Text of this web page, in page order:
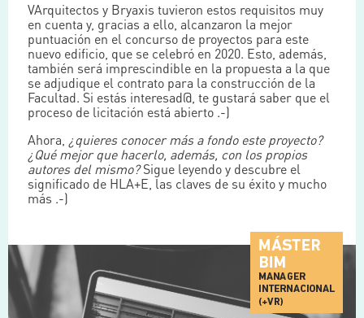
VArquitectos y Bryaxis tuvieron estos requisitos muy
en cuenta y, gracias a ello, alcanzaron la mejor
puntuación en el concurso de proyectos para este
nuevo edificio, que se celebró en 2020. Esto, además,
también será imprescindible en la propuesta a la que
se adjudique el contrato para la construcción de la
Facultad. Si estás interesad@, te gustará saber que el
proceso de licitación está abierto .-)
Ahora, ¿quieres conocer más a fondo este proyecto?
¿Qué mejor que hacerlo, además, con los propios
autores del mismo?Sigue leyendo y descubre el
significado de HLA+E, las claves de su éxito y mucho
más .-)